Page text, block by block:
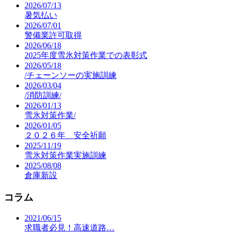
2026/07/13
暑気払い
2026/07/01
警備業許可取得
2026/06/18
2025年度雪氷対策作業での表彰式
2026/05/18
/チェーンソーの実施訓練
2026/03/04
/消防訓練/
2026/01/13
雪氷対策作業/
2026/01/05
２０２６年 安全祈願
2025/11/19
雪氷対策作業実施訓練
2025/08/08
倉庫新設
コラム
2021/06/15
求職者必見！高速道路…